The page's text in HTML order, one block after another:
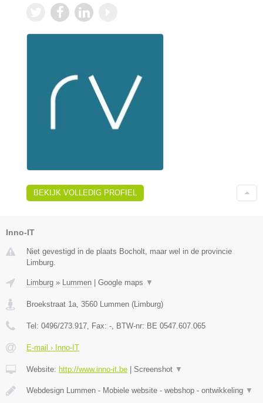
BEKIJK VOLLEDIG PROFIEL
Inno-IT
Niet gevestigd in de plaats Bocholt, maar wel in de provincie
Limburg.
Limburg » Lummen Google maps ▼
Broekstraat 1a, 3560 Lummen (Limburg)
Tel: 0496/273.917, Fax: -, BTW-nr: BE 0547.607.065
E-mail › Inno-IT
Website: http://www.inno-it.be Screenshot ▼
Webdesign Lummen - Mobiele website - webshop - ontwikkeling ▼